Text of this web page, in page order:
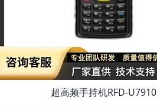
超高频手持机RFD-U7910